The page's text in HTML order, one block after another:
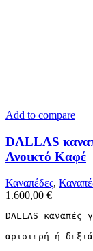
Add to compare
DALLAS
Ανοικτό Καφέ
Καναπέδες,
1.600,00 €
DALLAS καναπές
αριστερή ή δεξιά